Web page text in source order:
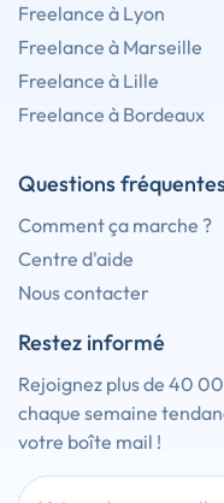
Freelance à Lyon
Freelance à Marseille
Freelance à Lille
Freelance à Bordeaux
Questions
Comment ça marche ?
Centre d'aide
Nous contacter
Restez informé
Rejoignez plus de 40
chaque semaine
votre boîte mail !